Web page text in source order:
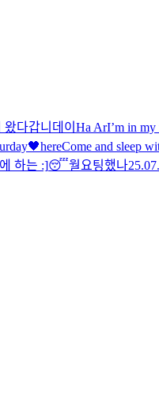
왔다갑니데이 Ha ArI’m in
hereCome and sleep
하는 :]😴월요팅했나